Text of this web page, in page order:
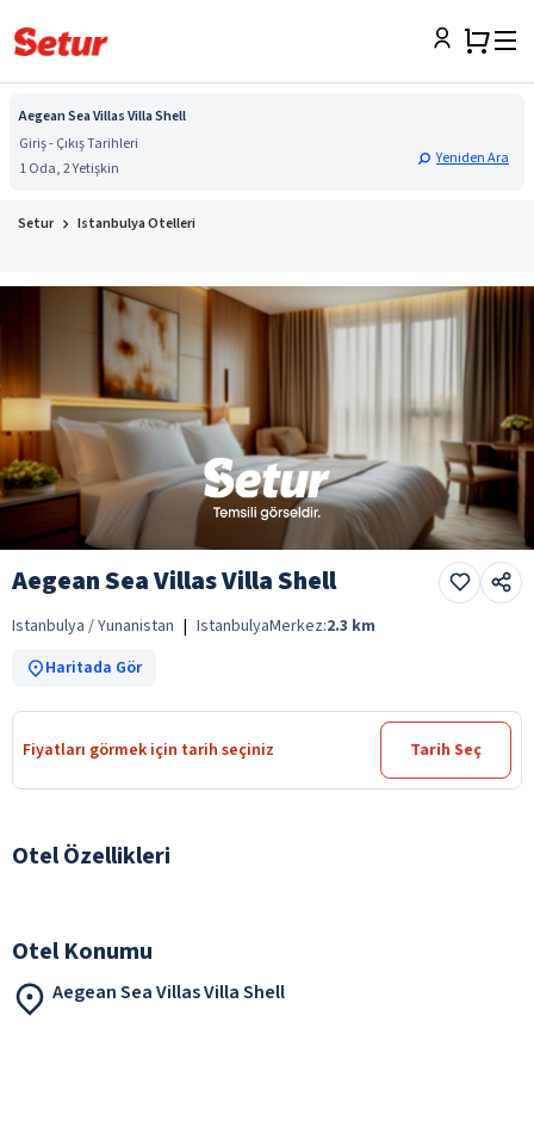
Aegean Sea Villas Villa Shell
Giriş - Çıkış Tarihleri
1 Oda, 2 Yetişkin
Yeniden Ara
Setur Istanbulya Otelleri
Aegean Sea Villas Villa Shell
Istanbulya / Yunanistan | IstanbulyaMerkez:2.3 km
Haritada Gör
Fiyatları görmek için tarih seçiniz Tarih Seç
Otel Özellikleri
Otel Konumu
Aegean Sea Villas Villa Shell